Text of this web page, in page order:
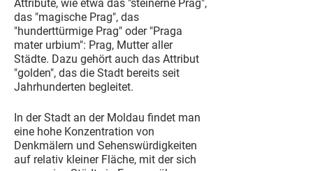
Attribute, wie etwa das "steinerne Prag",
das "magische Prag", das
"hunderttürmige Prag" oder "Praga
mater urbium": Prag, Mutter aller
Städte. Dazu gehört auch das Attribut
"golden", das die Stadt bereits seit
Jahrhunderten begleitet.
In der Stadt an der Moldau findet man
eine hohe Konzentration von
Denkmälern und Sehenswürdigkeiten
auf relativ kleiner Fläche, mit der sich